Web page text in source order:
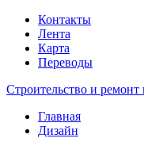
Контакты
Лента
Карта
Переводы
Строительство и
Главная
Дизайн